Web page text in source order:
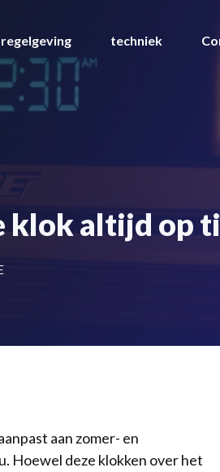
regelgeving techniek
klok altijd op
aan zomer- en
Hoewel deze klokken over het